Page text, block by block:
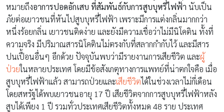
หมายถึงอาการปอดอักเสบ ที่สัมพันธ์กับการสูบบุหรี่ไฟฟ้า นับเป็น
ภัยต่อเยาวชนที่หันไปสูบบุหรี่ไฟฟ้า เพราะมีการแต่งกลิ่นมากกว่า
หนึ่งร้อยกลิ่น เยาวชนติดง่าย และยังมีความเชื่อว่าไม่มีนิโคติน ทั้งที่
ความจริง มีปริมาณสารนิโคตินไม่ตรงกับที่สลากกำกับไว้ และมีสาร
ปนเปื้อนอื่นๆ อีกด้วย ปัจจุบันพบว่ามีรายงานการเสียชีวิต และผู้
ป่วยในหลายประเทศ โดยมีข้อสังเกตุทางการแพทย์ที่น่าตกใจคือ เมื่อ
สูบบุหรี่ไฟฟ้าแล้ว สามารถป่วยและเสียชีวิตได้ในช่วงเวลาไม่กี่เดือน
โดยสหรัฐได้พบเยาวชนอายุ 17 ปี เสียชีวิตจากการสูบบุหรี่ไฟฟ้าหลัง
สูบได้เพียง 1 ปี รวมทั่วประเทศเสียชีวิตทั้งหมด 48 ราย ประเทศ